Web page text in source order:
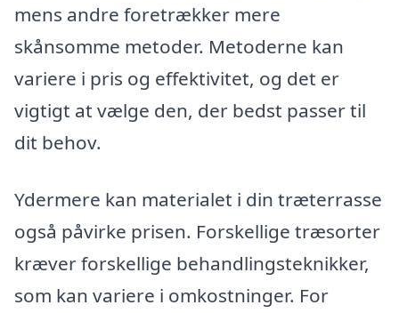
mens andre foretrækker mere
skånsomme metoder. Metoderne kan
variere i pris og effektivitet, og det er
vigtigt at vælge den, der bedst passer til
dit behov.
Ydermere kan materialet i din træterrasse
også påvirke prisen. Forskellige træsorter
kræver forskellige behandlingsteknikker,
som kan variere i omkostninger. For